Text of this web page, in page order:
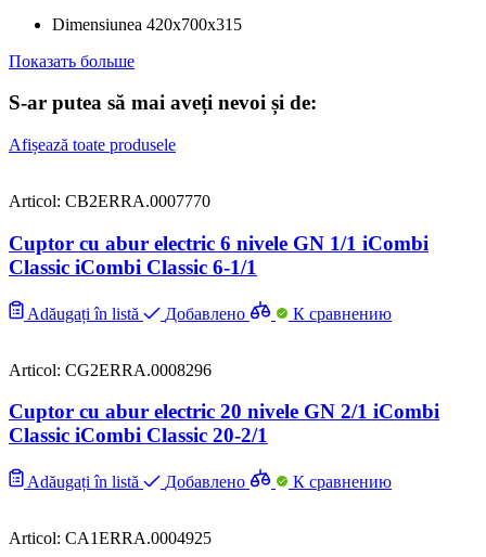
Dimensiunea 420x700x315
Показать больше
S-ar putea să mai aveți nevoi și de:
Afișează toate produsele
Articol: CB2ERRA.0007770
Cuptor cu abur electric 6 nivele GN 1/1 iCombi
Classic iCombi Classic 6-1/1
Adăugați în listă Добавлено К сравнению
Articol: CG2ERRA.0008296
Cuptor cu abur electric 20 nivele GN 2/1 iCombi
Classic iCombi Classic 20-2/1
Adăugați în listă Добавлено К сравнению
Articol: CA1ERRA.0004925